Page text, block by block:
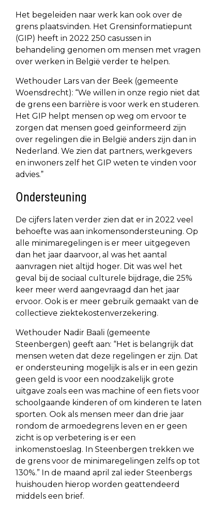
Het begeleiden naar werk kan ook over de
grens plaatsvinden. Het Grensinformatiepunt
(GIP) heeft in 2022 250 casussen in
behandeling genomen om mensen met vragen
over werken in België verder te helpen.
Wethouder Lars van der Beek (gemeente
Woensdrecht): “We willen in onze regio niet dat
de grens een barrière is voor werk en studeren.
Het GIP helpt mensen op weg om ervoor te
zorgen dat mensen goed geïnformeerd zijn
over regelingen die in België anders zijn dan in
Nederland. We zien dat partners, werkgevers
en inwoners zelf het GIP weten te vinden voor
advies.”
Ondersteuning
De cijfers laten verder zien dat er in 2022 veel
behoefte was aan inkomensondersteuning. Op
alle minimaregelingen is er meer uitgegeven
dan het jaar daarvoor, al was het aantal
aanvragen niet altijd hoger. Dit was wel het
geval bij de sociaal culturele bijdrage, die 25%
keer meer werd aangevraagd dan het jaar
ervoor. Ook is er meer gebruik gemaakt van de
collectieve ziektekostenverzekering.
Wethouder Nadir Baali (gemeente
Steenbergen) geeft aan: “Het is belangrijk dat
mensen weten dat deze regelingen er zijn. Dat
er ondersteuning mogelijk is als er in een gezin
geen geld is voor een noodzakelijk grote
uitgave zoals een was machine of een fiets voor
schoolgaande kinderen of om kinderen te laten
sporten. Ook als mensen meer dan drie jaar
rondom de armoedegrens leven en er geen
zicht is op verbetering is er een
inkomenstoeslag. In Steenbergen trekken we
de grens voor de minimaregelingen zelfs op tot
130%.” In de maand april zal ieder Steenbergs
huishouden hierop worden geattendeerd
middels een brief.